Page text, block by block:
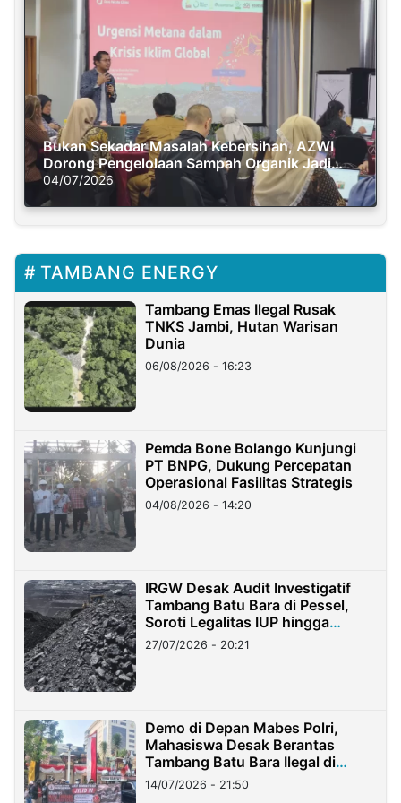
Bukan Sekadar Masalah Kebersihan, AZWI
Dorong Pengelolaan Sampah Organik Jadi
Solusi Krisis Iklim
04/07/2026
TAMBANG ENERGY
Tambang Emas Ilegal Rusak
TNKS Jambi, Hutan Warisan
Dunia
06/08/2026 - 16:23
Pemda Bone Bolango Kunjungi
PT BNPG, Dukung Percepatan
Operasional Fasilitas Strategis
04/08/2026 - 14:20
IRGW Desak Audit Investigatif
Tambang Batu Bara di Pessel,
Soroti Legalitas IUP hingga
Stockpile
27/07/2026 - 20:21
Demo di Depan Mabes Polri,
Mahasiswa Desak Berantas
Tambang Batu Bara Ilegal di
Lampung
14/07/2026 - 21:50